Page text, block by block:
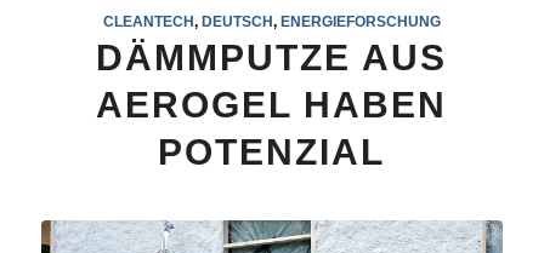
CLEANTECH, DEUTSCH, ENERGIEFORSCHUNG
DÄMMPUTZE AUS
AEROGEL HABEN
POTENZIAL